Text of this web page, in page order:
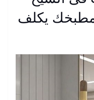
مطبخك يكلف